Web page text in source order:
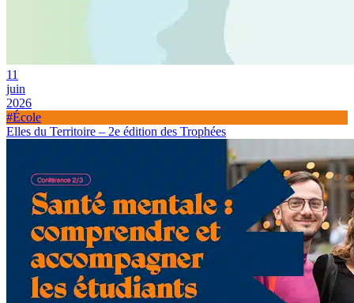
11
juin
2026
#École
Elles du Territoire – 2e édition des Trophées